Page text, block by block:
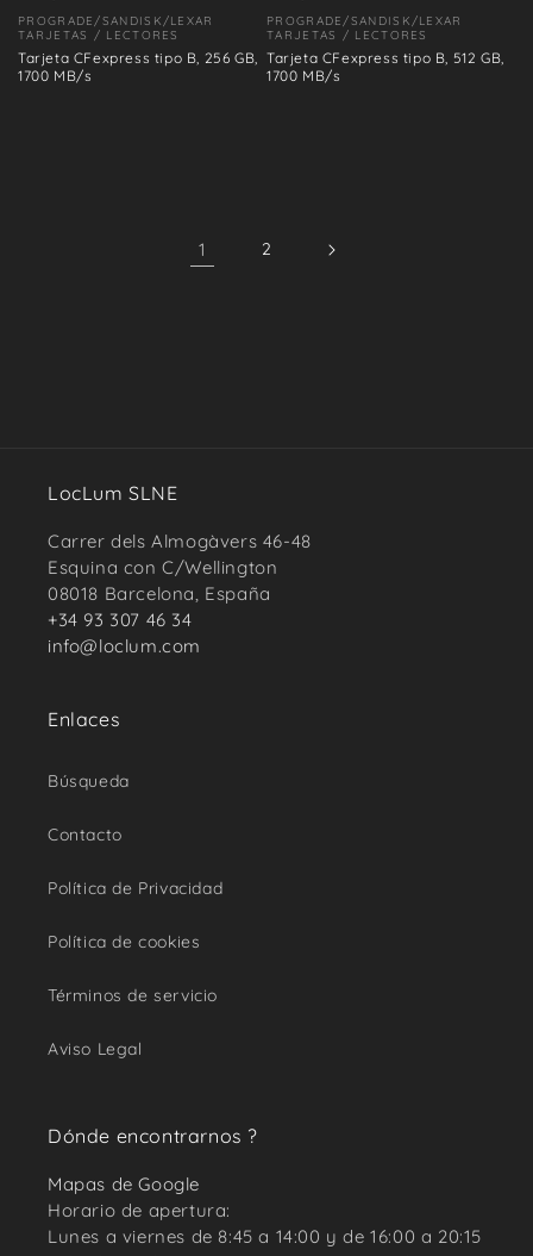
habitual
Proveedor:
PROGRADE/SANDISK/LEXAR
TARJETAS / LECTORES
Tarjeta CFexpress tipo B, 256 GB,
1700 MB/s
habitual
Proveedor:
PROGRADE/SANDISK/LEXAR
TARJETAS / LECTORES
Tarjeta CFexpress tipo B, 512 GB,
1700 MB/s
1 2
LocLum SLNE
Carrer dels Almogàvers 46-48
Esquina con C/Wellington
08018 Barcelona, España
+34 93 307 46 34
info@loclum.com
Enlaces
Búsqueda
Contacto
Política de Privacidad
Política de cookies
Términos de servicio
Aviso Legal
Dónde encontrarnos ?
Mapas de Google
Horario de apertura:
Lunes a viernes de 8:45 a 14:00 y de 16:00 a 20:15